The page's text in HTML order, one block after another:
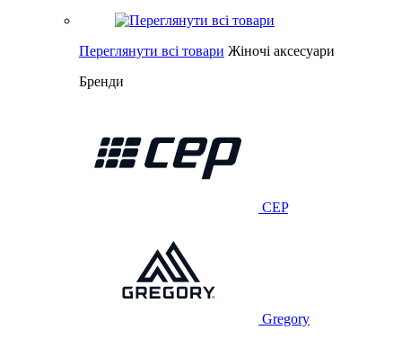
Переглянути всі товари Жіночі аксесуари
Бренди
CEP
Gregory